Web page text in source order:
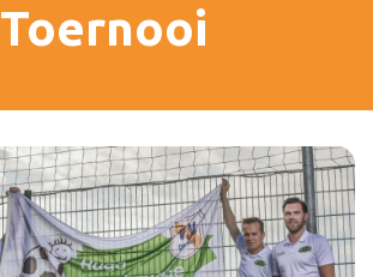
Toernooi